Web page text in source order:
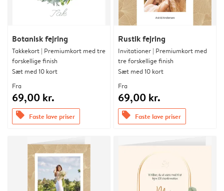
Botanisk fejring
Takkekort | Premiumkort med tre
forskellige finish
Sæt med 10 kort
Fra
69,00 kr.
offers Faste lave priser
Rustik fejring
Invitationer | Premiumkort med
tre forskellige finish
Sæt med 10 kort
Fra
69,00 kr.
offers Faste lave priser